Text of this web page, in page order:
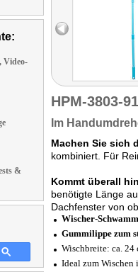
Video-
&
HPM-3803-
Im
Machen Sie sich
kombiniert. Für
Kommt überall
benötigte Länge
Dachfenster von
Wischer-
Gummilippe zum
Wischbreite: ca. 24
Ideal zum